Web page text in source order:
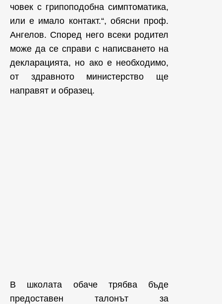
човек с грипоподобна симптоматика,
или е имало контакт.“, обясни проф.
Ангелов. Според него всеки родител
може да се справи с написването на
декларацията, но ако е необходимо,
от здравното министерство ще
направят и образец.
В школата обаче трябва бъде
предоставен талонът за